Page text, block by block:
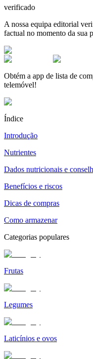
verificado
A nossa equipa editorial
factual no momento da sua
Obtém a app de lista de
telemóvel!
Índice
Introdução
Nutrientes
Dados nutricionais e
Benefícios e riscos
Dicas de compras
Como armazenar
Categorias populares
Frutas
Legumes
Laticínios e ovos